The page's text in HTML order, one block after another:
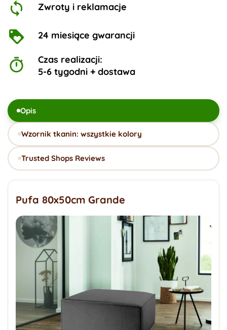
Zwroty i reklamacje
24 miesiące gwarancji
Czas realizacji:
5-6 tygodni + dostawa
Opis
Wzornik tkanin: wszystkie kolory
Trusted Shops Reviews
Pufa 80x50cm Grande